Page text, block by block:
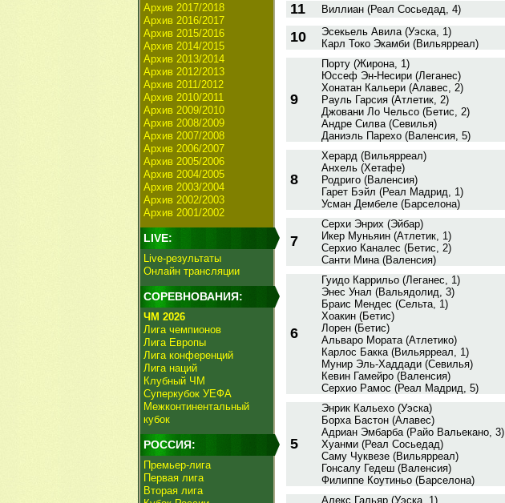
Архив 2017/2018
Архив 2016/2017
Архив 2015/2016
Архив 2014/2015
Архив 2013/2014
Архив 2012/2013
Архив 2011/2012
Архив 2010/2011
Архив 2009/2010
Архив 2008/2009
Архив 2007/2008
Архив 2006/2007
Архив 2005/2006
Архив 2004/2005
Архив 2003/2004
Архив 2002/2003
Архив 2001/2002
LIVE:
Live-результаты
Онлайн трансляции
СОРЕВНОВАНИЯ:
ЧМ 2026
Лига чемпионов
Лига Европы
Лига конференций
Лига наций
Клубный ЧМ
Суперкубок УЕФА
Межконтинентальный
кубок
РОССИЯ:
Премьер-лига
Первая лига
Вторая лига
11 Виллиан (Реал Сосьедад, 4)
10
Эсекьель Авила (Уэска, 1)
Карл Токо Экамби (Вильярреал)
9
Порту (Жирона, 1)
Юссеф Эн-Несири (Леганес)
Хонатан Кальери (Алавес, 2)
Рауль Гарсия (Атлетик, 2)
Джовани Ло Чельсо (Бетис, 2)
Андре Силва (Севилья)
Даниэль Парехо (Валенсия, 5)
8
Херард (Вильярреал)
Анхель (Хетафе)
Родриго (Валенсия)
Гарет Бэйл (Реал Мадрид, 1)
Усман Дембеле (Барселона)
7
Серхи Энрих (Эйбар)
Икер Муньяин (Атлетик, 1)
Серхио Каналес (Бетис, 2)
Санти Мина (Валенсия)
6
Гуидо Каррильо (Леганес, 1)
Энес Унал (Вальядолид, 3)
Браис Мендес (Сельта, 1)
Хоакин (Бетис)
Лорен (Бетис)
Альваро Мората (Атлетико)
Карлос Бакка (Вильярреал, 1)
Мунир Эль-Хаддади (Севилья)
Кевин Гамейро (Валенсия)
Серхио Рамос (Реал Мадрид, 5)
5
Энрик Кальехо (Уэска)
Борха Бастон (Алавес)
Адриан Эмбарба (Райо Вальекано, 3)
Хуанми (Реал Сосьедад)
Саму Чуквезе (Вильярреал)
Гонсалу Гедеш (Валенсия)
Филиппе Коутиньо (Барселона)
Алекс Гальяр (Уэска, 1)